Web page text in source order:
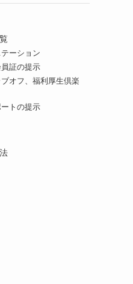
ーション
証の提示
オフ、福利厚生倶楽
トの提示